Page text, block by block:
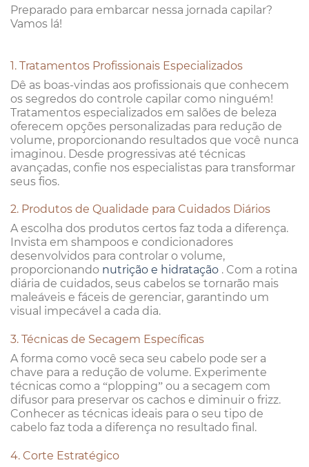
Preparado para embarcar nessa jornada capilar?
Vamos lá!
1. Tratamentos Profissionais Especializados
Dê as boas-vindas aos profissionais que conhecem
os segredos do controle capilar como ninguém!
Tratamentos especializados em salões de beleza
oferecem opções personalizadas para redução de
volume, proporcionando resultados que você nunca
imaginou. Desde progressivas até técnicas
avançadas, confie nos especialistas para transformar
seus fios.
2. Produtos de Qualidade para Cuidados Diários
A escolha dos produtos certos faz toda a diferença.
Invista em shampoos e condicionadores
desenvolvidos para controlar o volume,
proporcionando nutrição e hidratação . Com a rotina
diária de cuidados, seus cabelos se tornarão mais
maleáveis e fáceis de gerenciar, garantindo um
visual impecável a cada dia.
3. Técnicas de Secagem Específicas
A forma como você seca seu cabelo pode ser a
chave para a redução de volume. Experimente
técnicas como a “plopping” ou a secagem com
difusor para preservar os cachos e diminuir o frizz.
Conhecer as técnicas ideais para o seu tipo de
cabelo faz toda a diferença no resultado final.
4. Corte Estratégico